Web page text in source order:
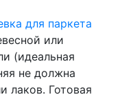
для паркета
или
(идеальная
не должна
лаков. Готовая